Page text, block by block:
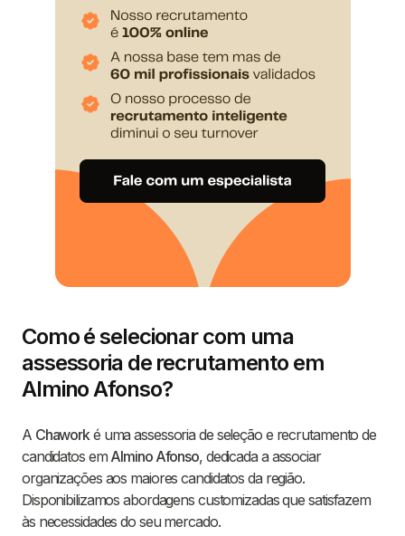
Como é selecionar com uma
assessoria de recrutamento em
Almino Afonso?
A Chaworké uma assessoria de seleção e recrutamento de
candidatos em Almino Afonso, dedicada a associar
organizações aos maiores candidatos da região.
Disponibilizamos abordagens customizadas que satisfazem
às necessidades do seu mercado.